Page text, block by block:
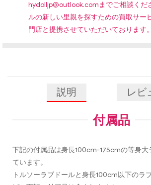
hydolljp@outlook.comまでご相談くだ
ルの新しい里親を探すための買取サー
門店と提携させていただいております。
説明 レビ
付属品
下記の付属品は身長100cm-175cmの等身大
ています。
トルソーラブドールと身長100cm以下のラ